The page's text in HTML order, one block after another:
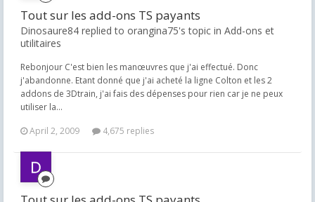
Tout sur les add-ons TS payants
Dinosaure84 replied to orangina75's topic in Add-ons et
utilitaires
Rebonjour C'est bien les manœuvres que j'ai effectué. Donc
j'abandonne. Etant donné que j'ai acheté la ligne Colton et les 2
addons de 3Dtrain, j'ai fais des dépenses pour rien car je ne peux
utiliser la...
April 2, 2009
4,675 replies